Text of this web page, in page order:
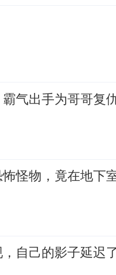
气出手为哥哥复
怪物，竟在地下
自己的影子延迟